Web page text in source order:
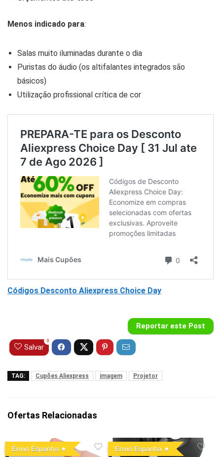
Menos indicado para:
Salas muito iluminadas durante o dia
Puristas do áudio (os altifalantes integrados são
básicos)
Utilização profissional crítica de cor
Códigos Desconto Aliexpress Choice Day
Reportar este Post
Salvar
0
TAG: Cupões Aliexpress imagem Projetor
Ofertas Relacionadas
Envio Espanha Envio Espanha